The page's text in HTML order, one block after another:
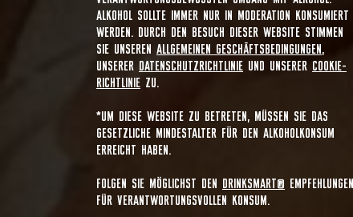
ALKOHOL SOLLTE IMMER NUR IN MODERATION KONSUMIERT
WERDEN. DURCH DEN BESUCH DIESER WEBSITE STIMMEN
SIE UNSEREN ALLGEMEINEN GESCHÄFTSBEDINGUNGEN,
UNSERER DATENSCHUTZRICHTLINIE UND UNSERER COOKIE-
RICHTLINIE ZU.
*UM DIESE WEBSITE ZU BETRETEN, MÜSSEN SIE DAS
GESETZLICHE MINDESTALTER FÜR DEN ALKOHOLKONSUM
ERREICHT HABEN.
FOLGEN SIE MÖGLICHST DEN DRINKSMART® EMPFEHLUNGEN
FÜR VERANTWORTUNGSVOLLEN KONSUM.